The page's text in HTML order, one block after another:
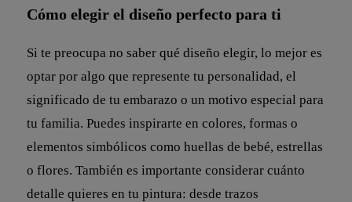
Cómo elegir el diseño perfecto para ti
Si te preocupa no saber qué diseño elegir, lo mejor es
optar por algo que represente tu personalidad, el
significado de tu embarazo o un motivo especial para
tu familia. Puedes inspirarte en colores, formas o
elementos simbólicos como huellas de bebé, estrellas
o flores. También es importante considerar cuánto
detalle quieres en tu pintura: desde trazos